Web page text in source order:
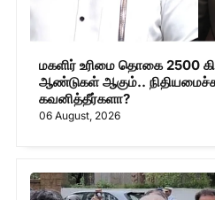
மகளிர் உரிமை தொகை 2500
ஆண்டுகள் ஆகும்..
கவனித்தீர்களா?
06 August, 2026